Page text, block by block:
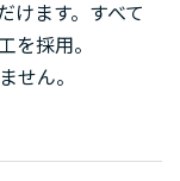
けます。すべて
を採用。
せん。